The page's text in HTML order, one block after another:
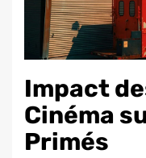
Impact
Cinéma
Primés